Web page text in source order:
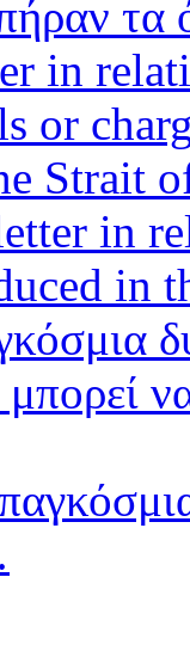
τα
in
in